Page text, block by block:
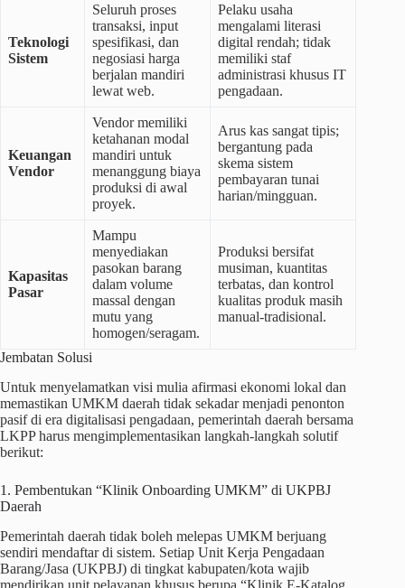
Teknologi
Sistem
Seluruh proses
transaksi, input
spesifikasi, dan
negosiasi harga
berjalan mandiri
lewat web.
Pelaku usaha
mengalami literasi
digital rendah; tidak
memiliki staf
administrasi khusus IT
pengadaan.
Keuangan
Vendor
Vendor memiliki
ketahanan modal
mandiri untuk
menanggung biaya
produksi di awal
proyek.
Arus kas sangat tipis;
bergantung pada
skema sistem
pembayaran tunai
harian/mingguan.
Kapasitas
Pasar
Mampu
menyediakan
pasokan barang
dalam volume
massal dengan
mutu yang
homogen/seragam.
Produksi bersifat
musiman, kuantitas
terbatas, dan kontrol
kualitas produk masih
manual-tradisional.
Jembatan Solusi
Untuk menyelamatkan visi mulia afirmasi ekonomi lokal dan
memastikan UMKM daerah tidak sekadar menjadi penonton
pasif di era digitalisasi pengadaan, pemerintah daerah bersama
LKPP harus mengimplementasikan langkah-langkah solutif
berikut:
1. Pembentukan “Klinik Onboarding UMKM” di UKPBJ
Daerah
Pemerintah daerah tidak boleh melepas UMKM berjuang
sendiri mendaftar di sistem. Setiap Unit Kerja Pengadaan
Barang/Jasa (UKPBJ) di tingkat kabupaten/kota wajib
mendirikan unit pelayanan khusus berupa “Klinik E-Katalog